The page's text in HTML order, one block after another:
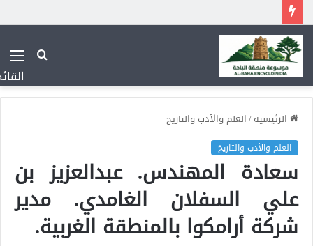
بحث
الرئيسية/العلم والأدب والتاريخ
العلم والأدب والتاريخ
سعادة المهندس. عبدالعزيز بن
علي السفلان الغامدي. مدير
شركة أرامكوا بالمنطقة الغربية.